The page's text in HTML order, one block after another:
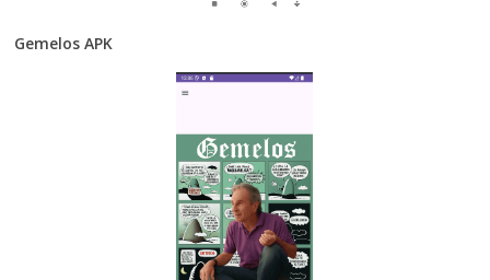
Gemelos APK